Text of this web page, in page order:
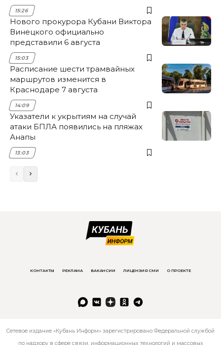
15:26
Нового прокурора Кубани Виктора
Винецкого официально
представили 6 августа
15:03
Расписание шести трамвайных
маршрутов изменится в
Краснодаре 7 августа
14:09
Указатели к укрытиям на случай
атаки БПЛА появились на пляжах
Анапы
13:03
КОНТАКТЫ РЕКЛАМА ВАКАНСИИ ЛИЦЕНЗИЯ СМИ О ПРОЕКТЕ
Сетевое издание «Кубань Информ» зарегистрировано Федеральной службой
по надзору в сфере связи, информационных технологий и массовых